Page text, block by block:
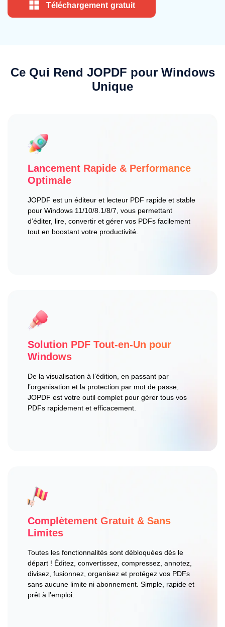
Téléchargement gratuit
Ce Qui Rend JOPDF pour Windows
Unique
Lancement Rapide & Performance
Optimale
JOPDF est un éditeur et lecteur PDF rapide et stable
pour Windows 11/10/8.1/8/7, vous permettant
d’éditer, lire, convertir et gérer vos PDFs facilement
tout en boostant votre productivité.
Solution PDF Tout-en-Un pour
Windows
De la visualisation à l’édition, en passant par
l’organisation et la protection par mot de passe,
JOPDF est votre outil complet pour gérer tous vos
PDFs rapidement et efficacement.
Complètement Gratuit & Sans
Limites
Toutes les fonctionnalités sont débloquées dès le
départ ! Éditez, convertissez, compressez, annotez,
divisez, fusionnez, organisez et protégez vos PDFs
sans aucune limite ni abonnement. Simple, rapide et
prêt à l’emploi.